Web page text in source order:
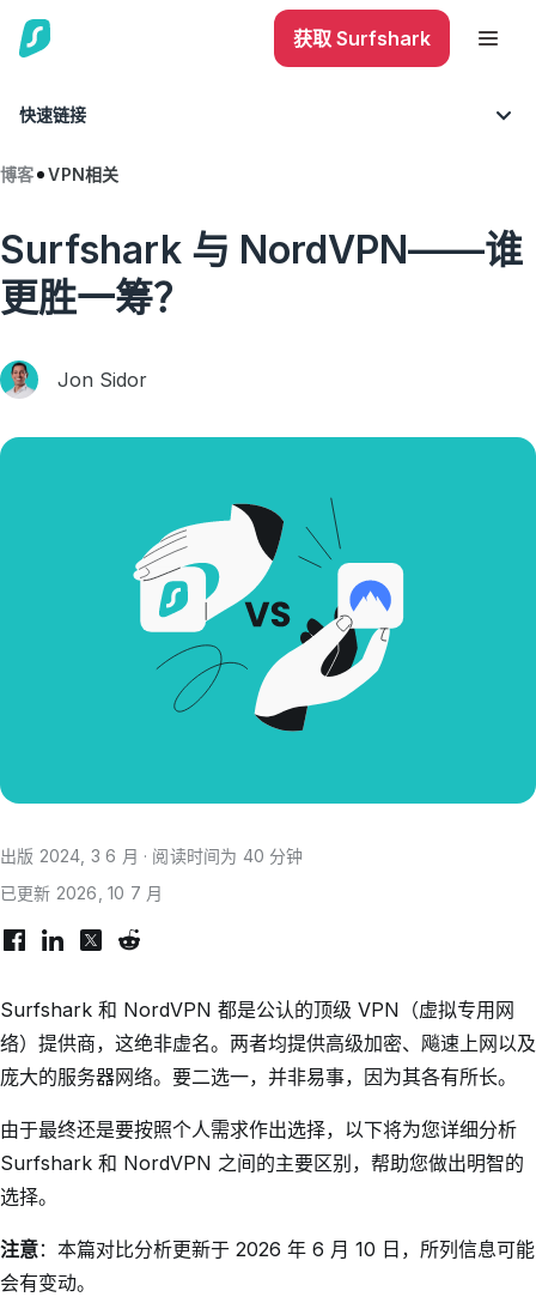
获取 Surfshark
快速链接
博客 VPN相关
Surfshark 与 NordVPN——谁
更胜一筹？
Jon Sidor
出版 2024, 3 6 月 · 阅读时间为 40 分钟
已更新 2026, 10 7 月
Surfshark 和 NordVPN 都是公认的顶级 VPN（虚拟专用网
络）提供商，这绝非虚名。两者均提供高级加密、飚速上网以及
庞大的服务器网络。要二选一，并非易事，因为其各有所长。
由于最终还是要按照个人需求作出选择，以下将为您详细分析
Surfshark 和 NordVPN 之间的主要区别，帮助您做出明智的
选择。
注意：本篇对比分析更新于 2026 年 6 月 10 日，所列信息可能
会有变动。